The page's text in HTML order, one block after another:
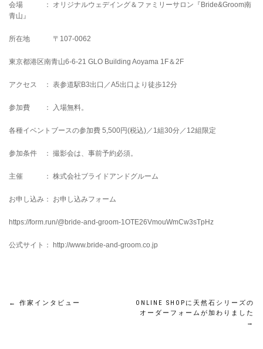
会場 ： オリジナルウェデイング＆ファミリーサロン『Bride&Groom南
青山』
所在地 〒107-0062
東京都港区南青山6-6-21 GLO Building Aoyama 1F＆2F
アクセス ： 表参道駅B3出口／A5出口より徒歩12分
参加費 ： 入場無料。
各種イベントブースの参加費 5,500円(税込)／1組30分／12組限定
参加条件 ： 撮影会は、事前予約必須。
主催 ： 株式会社ブライドアンドグルーム
お申し込み： お申し込みフォーム
https://form.run/@bride-and-groom-1OTE26VmouWmCw3sTpHz
公式サイト： http://www.bride-and-groom.co.jp
← 作家インタビュー
ONLINE SHOPに天然石シリーズの
オーダーフォームが加わりました
→